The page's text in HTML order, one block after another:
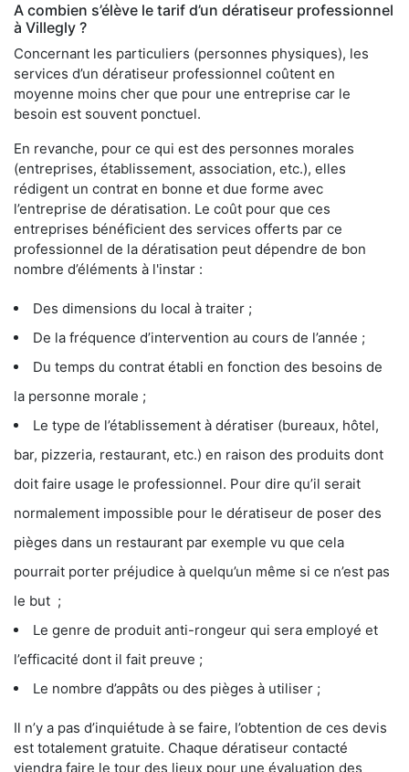
A combien s’élève le tarif d’un dératiseur professionnel
à Villegly ?
Concernant les particuliers (personnes physiques), les
services d’un dératiseur professionnel coûtent en
moyenne moins cher que pour une entreprise car le
besoin est souvent ponctuel.
En revanche, pour ce qui est des personnes morales
(entreprises, établissement, association, etc.), elles
rédigent un contrat en bonne et due forme avec
l’entreprise de dératisation. Le coût pour que ces
entreprises bénéficient des services offerts par ce
professionnel de la dératisation peut dépendre de bon
nombre d’éléments à l'instar :
Des dimensions du local à traiter ;
De la fréquence d’intervention au cours de l’année ;
Du temps du contrat établi en fonction des besoins de
la personne morale ;
Le type de l’établissement à dératiser (bureaux, hôtel,
bar, pizzeria, restaurant, etc.) en raison des produits dont
doit faire usage le professionnel. Pour dire qu’il serait
normalement impossible pour le dératiseur de poser des
pièges dans un restaurant par exemple vu que cela
pourrait porter préjudice à quelqu’un même si ce n’est pas
le but ;
Le genre de produit anti-rongeur qui sera employé et
l’efficacité dont il fait preuve ;
Le nombre d’appâts ou des pièges à utiliser ;
Il n’y a pas d’inquiétude à se faire, l’obtention de ces devis
est totalement gratuite. Chaque dératiseur contacté
viendra faire le tour des lieux pour une évaluation des